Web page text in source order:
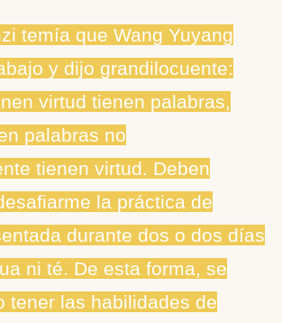
temía que Wang Yuyang
y dijo grandilocuente:
virtud tienen palabras,
palabras no
tienen virtud. Deben
la práctica de
durante dos o dos días
ni té. De esta forma, se
tener las habilidades de